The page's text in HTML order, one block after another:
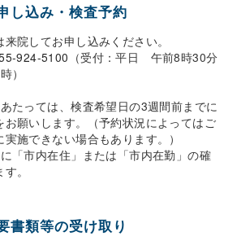
し込み・検査予約
来院してお申し込みください。
924-5100 （受付：平日 午前8時30分
）
たっては、検査希望日の3週間前までに
お願いします。（予約状況によってはご
実施できない場合もあります。）
「市内在住」または「市内在勤」の確
。
書類等の受け取り